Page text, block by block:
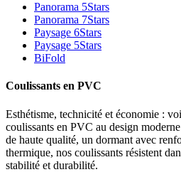
Panorama 5Stars
Panorama 7Stars
Paysage 6Stars
Paysage 5Stars
BiFold
Coulissants en PVC
Esthétisme, technicité et économie :
coulissants en PVC au design
de haute qualité, un dormant avec
thermique, nos coulissants résistent
stabilité et durabilité.